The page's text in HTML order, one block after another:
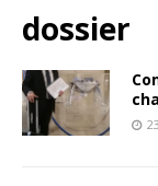
dossier